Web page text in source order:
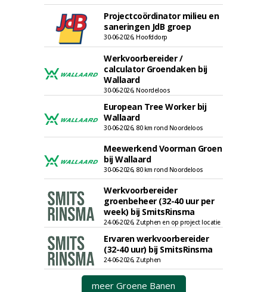
Projectcoördinator milieu en
saneringen JdB groep
30-06-2026, Hoofddorp
Werkvoorbereider /
calculator Groendaken bij
Wallaard
30-06-2026, Noordeloos
European Tree Worker bij
Wallaard
30-06-2026, 80 km rond Noordeloos
Meewerkend Voorman Groen
bij Wallaard
30-06-2026, 80 km rond Noordeloos
Werkvoorbereider
groenbeheer (32-40 uur per
week) bij SmitsRinsma
24-06-2026, Zutphen en op project locatie
Ervaren werkvoorbereider
(32-40 uur) bij SmitsRinsma
24-06-2026, Zutphen
meer Groene Banen